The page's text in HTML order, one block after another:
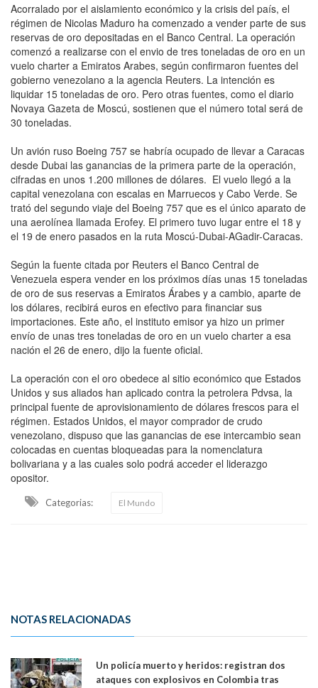
Acorralado por el aislamiento económico y la crisis del país, el
régimen de Nicolas Maduro ha comenzado a vender parte de sus
reservas de oro depositadas en el Banco Central. La operación
comenzó a realizarse con el envio de tres toneladas de oro en un
vuelo charter a Emiratos Arabes, según confirmaron fuentes del
gobierno venezolano a la agencia Reuters. La intención es
liquidar 15 toneladas de oro. Pero otras fuentes, como el diario
Novaya Gazeta de Moscú, sostienen que el número total será de
30 toneladas.
Un avión ruso Boeing 757 se habría ocupado de llevar a Caracas
desde Dubai las ganancias de la primera parte de la operación,
cifradas en unos 1.200 millones de dólares. El vuelo llegó a la
capital venezolana con escalas en Marruecos y Cabo Verde. Se
trató del segundo viaje del Boeing 757 que es el único aparato de
una aerolínea llamada Erofey. El primero tuvo lugar entre el 18 y
el 19 de enero pasados en la ruta Moscú-Dubai-AGadir-Caracas.
Según la fuente citada por Reuters el Banco Central de
Venezuela espera vender en los próximos días unas 15 toneladas
de oro de sus reservas a Emiratos Árabes y a cambio, aparte de
los dólares, recibirá euros en efectivo para financiar sus
importaciones. Este año, el instituto emisor ya hizo un primer
envío de unas tres toneladas de oro en un vuelo charter a esa
nación el 26 de enero, dijo la fuente oficial.
La operación con el oro obedece al sitio económico que Estados
Unidos y sus aliados han aplicado contra la petrolera Pdvsa, la
principal fuente de aprovisionamiento de dólares frescos para el
régimen. Estados Unidos, el mayor comprador de crudo
venezolano, dispuso que las ganancias de ese intercambio sean
colocadas en cuentas bloqueadas para la nomenclatura
bolivariana y a las cuales solo podrá acceder el liderazgo
opositor.
Categorias: El Mundo
NOTAS RELACIONADAS
Un policía muerto y heridos: registran dos
ataques con explosivos en Colombia tras